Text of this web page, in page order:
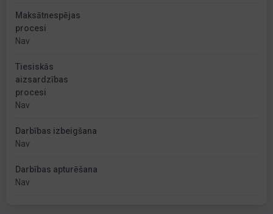
Maksātnespējas
procesi
Nav
Tiesiskās
aizsardzības
procesi
Nav
Darbības izbeigšana
Nav
Darbības apturēšana
Nav